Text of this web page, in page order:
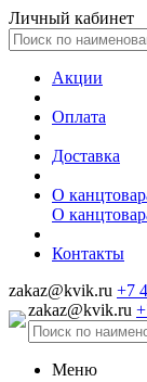
Личный кабинет
Акции
Оплата
Доставка
О
О
Контакты
zakaz@kvik.ru +7
zakaz@kvik.ru
Меню